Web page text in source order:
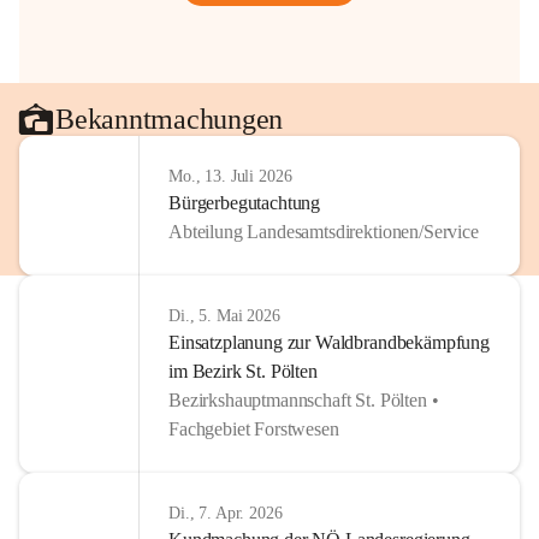
Bekanntmachungen
Mo., 13. Juli 2026
Bürgerbegutachtung
Abteilung Landesamtsdirektionen/Service
Di., 5. Mai 2026
Einsatzplanung zur Waldbrandbekämpfung
im Bezirk St. Pölten
Bezirkshauptmannschaft St. Pölten •
Fachgebiet Forstwesen
Di., 7. Apr. 2026